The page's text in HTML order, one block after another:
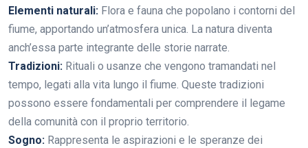
Elementi naturali: Flora e fauna che popolano i contorni del
fiume, apportando un’atmosfera unica. La natura diventa
anch’essa parte integrante delle storie narrate.
Tradizioni: Rituali o usanze che vengono tramandati nel
tempo, legati alla vita lungo il fiume. Queste tradizioni
possono essere fondamentali per comprendere il legame
della comunità con il proprio territorio.
Sogno: Rappresenta le aspirazioni e le speranze dei